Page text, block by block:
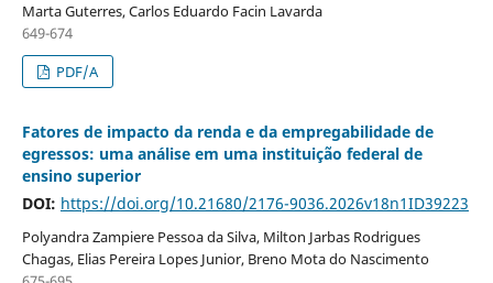
Marta Guterres, Carlos Eduardo Facin Lavarda
649-674
PDF/A
Fatores de impacto da renda e da empregabilidade de
egressos: uma análise em uma instituição federal de
ensino superior
DOI: https://doi.org/10.21680/2176-9036.2026v18n1ID39223
Polyandra Zampiere Pessoa da Silva, Milton Jarbas Rodrigues
Chagas, Elias Pereira Lopes Junior, Breno Mota do Nascimento